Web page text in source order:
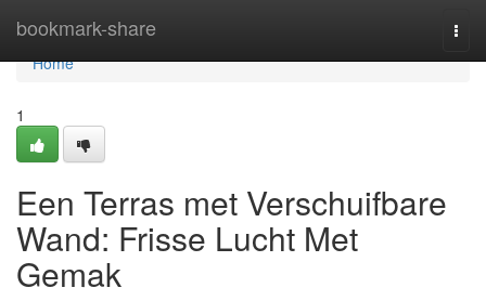
bookmark-share
Home
Home
1
Een Terras met Verschuifbare
Wand: Frisse Lucht Met
Gemak